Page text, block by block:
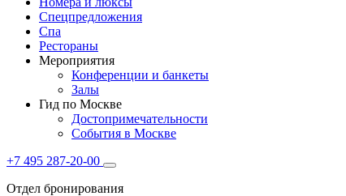
Спецпредложения
Спа
Рестораны
Мероприятия
Конференции и банкеты
Залы
Гид по Москве
Достопримечательности
События в Москве
+7 495 287-20-00
Отдел бронирования